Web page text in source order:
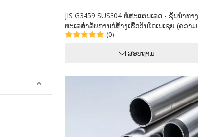
JIS G3459 SUS304 ທໍ່ສະແຕນເລດ - ຊັ້ນນໍາທາງ
ທະເລສໍາລັບການກໍ່ສ້າງເຮືອອິນໂດເນເຊຍ (ຄວາມ
ຍາວ 6 ແມັດ) (0)
ສອບຖາມ